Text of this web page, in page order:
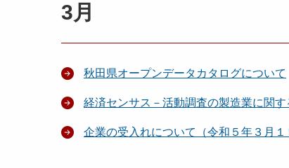
3月
秋田県オープンデータカタログについて
経済センサス－活動調査の製造業に関す
企業の受入れについて（令和５年３月１